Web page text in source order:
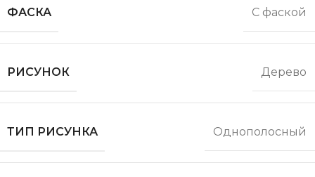
ФАСКА С фаской
РИСУНОК Дерево
ТИП РИСУНКА Однополосный